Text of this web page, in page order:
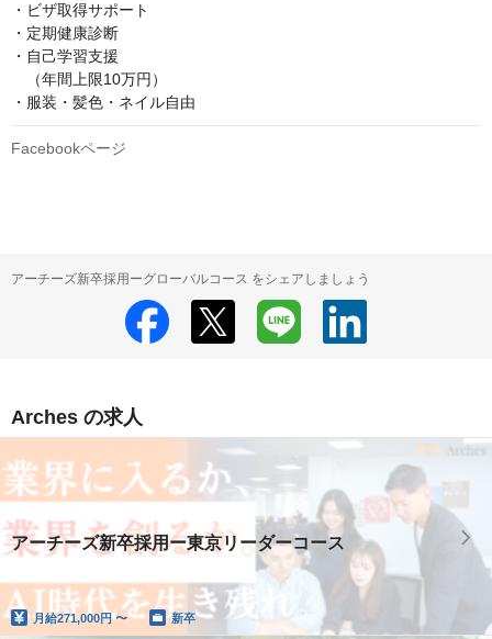
・ビザ取得サポート
・定期健康診断
・自己学習支援
（年間上限10万円）
・服装・髪色・ネイル自由
Facebookページ
アーチーズ新卒採用ーグローバルコース をシェアしましょう
Arches の求人
アーチーズ新卒採用ー東京リーダーコース
月給271,000円 〜 新卒